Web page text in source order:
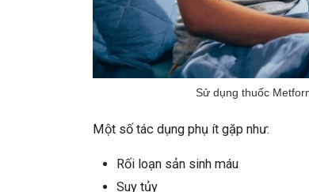
Sử dụng thuốc
Một số tác dụng phụ ít gặp như:
Rối loạn sản sinh máu
Suy tủy